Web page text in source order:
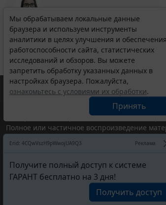
Выберите тему программы повышения квалификации
для юристов ...
Мы обрабатываем локальные данные
браузера и используем инструменты
аналитики в целях улучшения и обеспечения
работоспособности сайта, статистических
исследований и обзоров. Вы можете
запретить обработку указанных данных в
настройках браузера. Пожалуйста,
ознакомьтесь с условиями их обработки.
Принять
Erid: 4CQwVszH9pWwojUA9Q3 Реклама
Получите полный доступ к системе
ГАРАНТ бесплатно на 3 дня!
Получить доступ
© ООО "НПП "ГАРАНТ-СЕРВИС", 2026. Система
участниками Российской ассоциации
Все права на материалы сайта ГАРАНТ.РУ
Полное или частичное воспроизведение
Портал ГАРАНТ.РУ зарегистрирован в
надзору в сфере связи,информационных
(Роскомнадзором), Эл № ФС77-58365 от 18
ООО "НПП "ГАРАНТ-СЕРВИС", 119234, г.
Разработчик ЭПС Система ГАРАНТ – ООО "НПП "